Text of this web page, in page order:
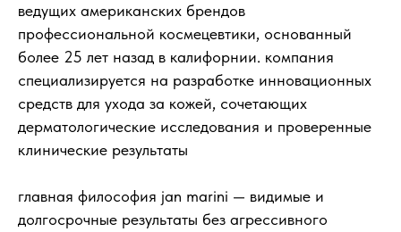
ведущих американских брендов
профессиональной космецевтики, основанный
более 25 лет назад в калифорнии. компания
специализируется на разработке инновационных
средств для ухода за кожей, сочетающих
дерматологические исследования и проверенные
клинические результаты
главная философия jan marini — видимые и
долгосрочные результаты без агрессивного